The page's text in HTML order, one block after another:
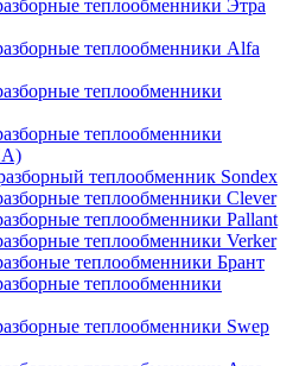
теплообменники Этра
теплообменники Alfa
теплообменники
теплообменники
теплообменник Sondex
теплообменники Clever
теплообменники Pallant
теплообменники Verker
теплообменники Брант
теплообменники
теплообменники Swep